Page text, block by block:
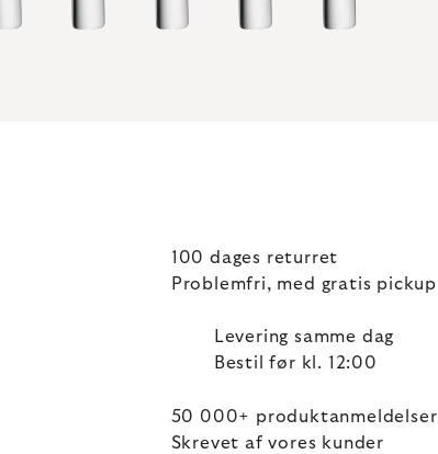
100 dages returret
Problemfri, med gratis pickup
Levering samme dag
Bestil før kl. 12:00
50 000+ produktanmeldelser
Skrevet af vores kunder